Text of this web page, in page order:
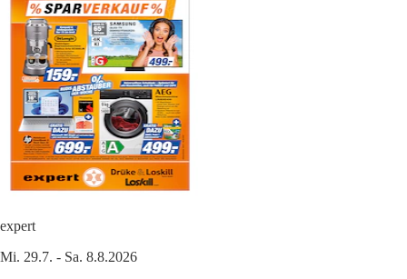
expert
Mi. 29.7. - Sa. 8.8.2026